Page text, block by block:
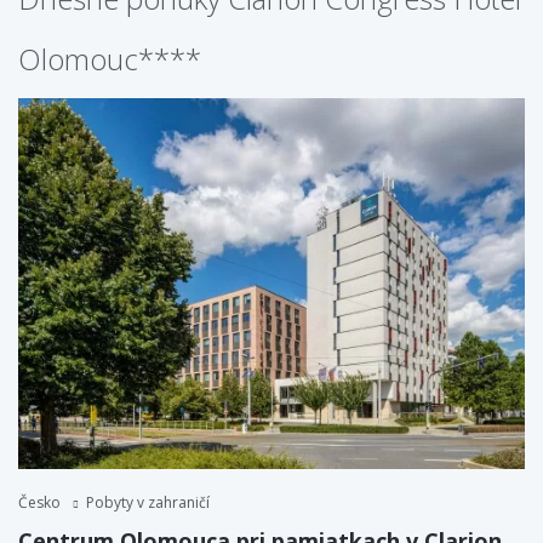
Olomouc****
Česko Pobyty v zahraničí